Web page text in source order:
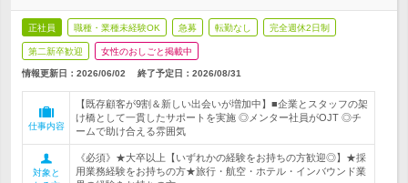
正社員 職種・業種未経験OK 急募 転勤なし 完全週休2日制
第二新卒歓迎 女性のおしごと掲載中
情報更新日：2026/06/02 終了予定日： 2026/08/31
仕事内容
【既存顧客が9割＆新しい出会いが増加中】■企業とスタッフの架
け橋として一貫したサポートを実施 ◎メンター社員がOJT ◎チ
ームで助け合える雰囲気
対象と
《必須》★大卒以上【いずれかの経験をお持ちの方歓迎◎】★採
用業務経験をお持ちの方★旅行・航空・ホテル・インバウンド業